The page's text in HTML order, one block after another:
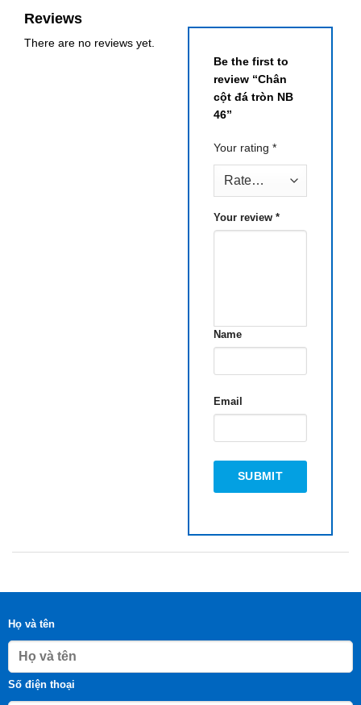
Reviews
There are no reviews yet.
Be the first to
review “Chân
cột đá tròn NB
46”
Your rating *
Your review *
Name
Email
Họ và tên
Số điện thoại